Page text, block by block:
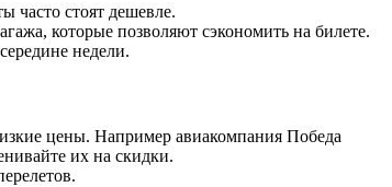
часто стоят дешевле.
которые позволяют сэкономить на билете.
недели.
цены. Например авиакомпания Победа
их на скидки.